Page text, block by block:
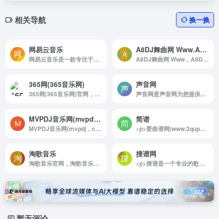
相关导航 换一换
网易云音乐
网易云音乐是一款专注于发现与分享的音乐产品
A8DJ舞曲网 Www.A8DJ.Com 汇集娱乐精英 广西DJ总站 包房精品DJ舞曲汇聚平台
A8DJ舞曲网 Www，A8DJ，Com 汇集娱乐精英 广西DJ总站 包房精品DJ舞曲汇聚平台官网，A8DJ舞曲网以东南亚DJ为核心，提供最新包房DJ音乐，每天更新快人一步，专业DJ团队精心制作好听的串烧，打造车载DJ舞曲，为DJ工作者收录国外DJ舞曲，提供高音质在线试听及MP3免费下载，全方位满足DJ工作者及音乐爱好者的需求。
365网(365音乐网)
365网(365音乐网)官网，高品质音乐Mp3下载试听网站，提供最新最好听的流行歌曲，网络歌曲，以及权威，全面的歌曲排行榜。
声音网
声音网是声音网为您提供声音素材,免注册,立即免费下载海量声音素材,声音素材下载,免费声音素材,免费声音素材下载,声音素材网,声音素材下载网站,免费声音素材下载网站.
MVPDJ音乐网(mvpdj.com)
MVPDJ音乐网(mvpdj，com)官网，mvpdj，dj，舞曲，音乐网，音乐下载，最新舞曲，舞曲下载，在线听歌，电子音乐，MP3下载，音乐电台，欧美舞曲，音乐社区
简谱
<p>爱曲谱网(www.2qupu.com)是国内专业的曲谱收藏分享网站，收录简谱、五线谱、吉他谱、钢琴谱、声乐戏曲等精品曲谱，同时提供各种曲谱下载、曲谱在线打印、曲谱爱好者分享交流等</p>
淘歌音乐
淘歌音乐官网，淘歌音乐，原创音乐歌曲交易平台，在线提供歌曲出售买卖，MV制作KTV发行，编曲伴奏制作，音乐推广宣传，音乐歌曲版权申请注册办理，是国内专业权威的原创音乐网站！
搜谱网
<p>搜谱是一个专业的歌谱搜索网站，主要有以下栏目：简谱，吉他谱，钢琴谱，电子琴谱，手风琴谱，二胡谱，笛萧谱，萨克斯谱，古筝谱，总谱，其他曲谱。</p>